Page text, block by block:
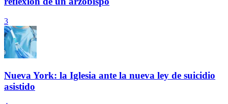
3
Nueva York: la Iglesia ante la nueva ley de suicidio
asistido